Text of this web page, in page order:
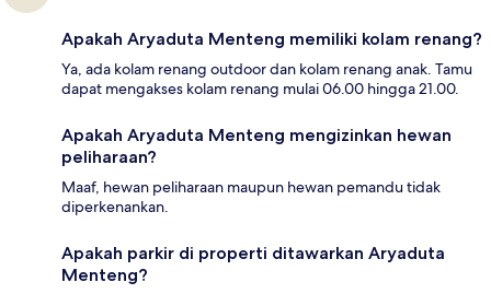
Apakah Aryaduta Menteng memiliki kolam renang?
Ya, ada kolam renang outdoor dan kolam renang anak. Tamu
dapat mengakses kolam renang mulai 06.00 hingga 21.00.
Apakah Aryaduta Menteng mengizinkan hewan
peliharaan?
Maaf, hewan peliharaan maupun hewan pemandu tidak
diperkenankan.
Apakah parkir di properti ditawarkan Aryaduta
Menteng?